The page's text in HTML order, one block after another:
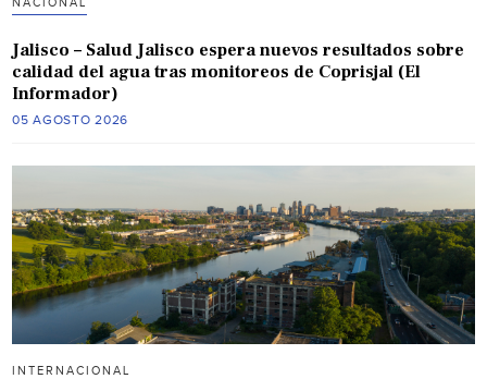
Jalisco – Salud Jalisco espera nuevos resultados sobre
calidad del agua tras monitoreos de Coprisjal (El
Informador)
05 AGOSTO 2026
INTERNACIONAL